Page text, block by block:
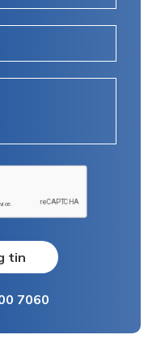
tin
7060